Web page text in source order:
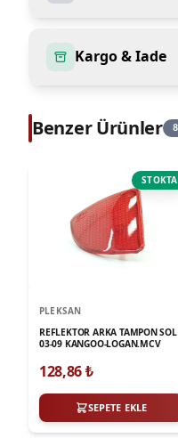
Kargo & Iade
Benzer Ürünler 8
STOKTA
PLEKSAN
REFLEKTOR ARKA TAMPON SOL
03-09 KANGOO-LOGAN.MCV
128,86₺
SEPETE EKLE